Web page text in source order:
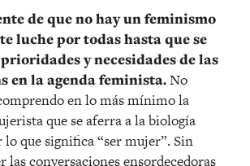
de que no hay un feminismo
luche por todas hasta que se
y necesidades de las
en la agenda feminista.No
en lo más mínimo la
que se aferra a la biología
que significa “ser mujer”. Sin
las conversaciones ensordecedoras